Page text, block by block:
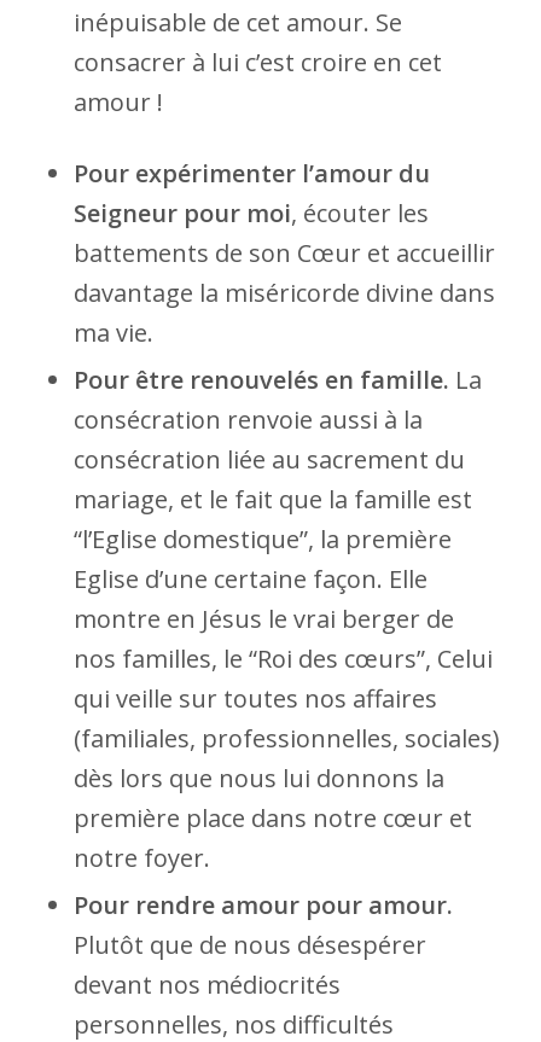
inépuisable de cet amour. Se
consacrer à lui c’est croire en cet
amour !
Pour expérimenter l’amour du
Seigneur pour moi, écouter les
battements de son Cœur et accueillir
davantage la miséricorde divine dans
ma vie.
Pour être renouvelés en famille. La
consécration renvoie aussi à la
consécration liée au sacrement du
mariage, et le fait que la famille est
“l’Eglise domestique”, la première
Eglise d’une certaine façon. Elle
montre en Jésus le vrai berger de
nos familles, le “Roi des cœurs”, Celui
qui veille sur toutes nos affaires
(familiales, professionnelles, sociales)
dès lors que nous lui donnons la
première place dans notre cœur et
notre foyer.
Pour rendre amour pour amour.
Plutôt que de nous désespérer
devant nos médiocrités
personnelles, nos difficultés